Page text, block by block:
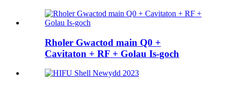
Rholer Gwactod main Q0 +
Cavitaton + RF + Golau Is-goch